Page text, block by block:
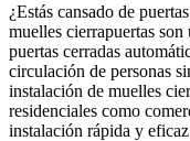
¿Estás cansado de
muelles cierrapuertas
puertas cerradas
circulación de personas
instalación de muelles
residenciales como
instalación rápida y